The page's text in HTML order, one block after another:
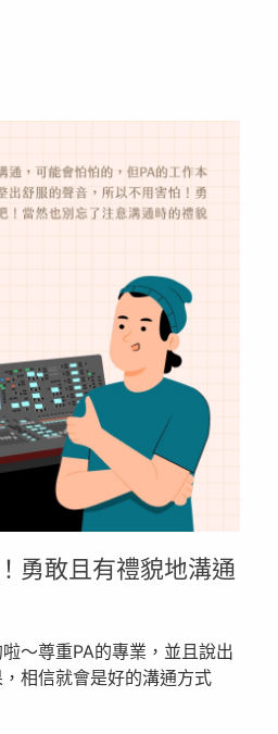
勇敢且有禮貌地溝通
～尊重PA的專業，並且說出
相信就會是好的溝通方式